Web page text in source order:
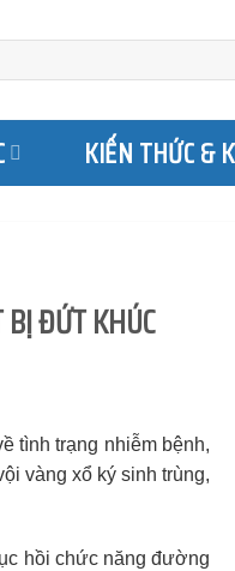
KIẾN THỨC &
BỊ ĐỨT KHÚC
tình trạng nhiễm bệnh,
vàng xổ ký sinh trùng,
hồi chức năng đường